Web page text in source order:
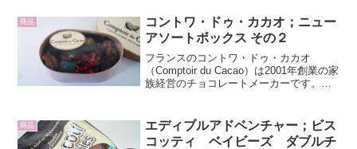
店としてオープンし...
商品
コントワ・ドゥ・カカオ；ニュー
アソートボックス その２
フランスのコントワ・ドゥ・カカオ
（Comptoir du Cacao）は2001年創業の家
族経営のチョコレートメーカーです。フ
２店舗のブティックを構えている他、世
界...
商品
エディブルアドベンチャー；ビス
コッティ ベイビーズ ダブルチ